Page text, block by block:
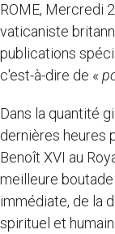
ROME, Mercredi
vaticaniste
publications
c'est-à-dire de «
Dans la quantité
dernières heures
Benoît XVI au
meilleure
immédiate, de la
spirituel et